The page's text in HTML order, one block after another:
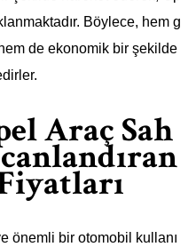
Böylece, hem g
de ekonomik bir şekilde
Araç Sah
önemli bir otomobil kullanı